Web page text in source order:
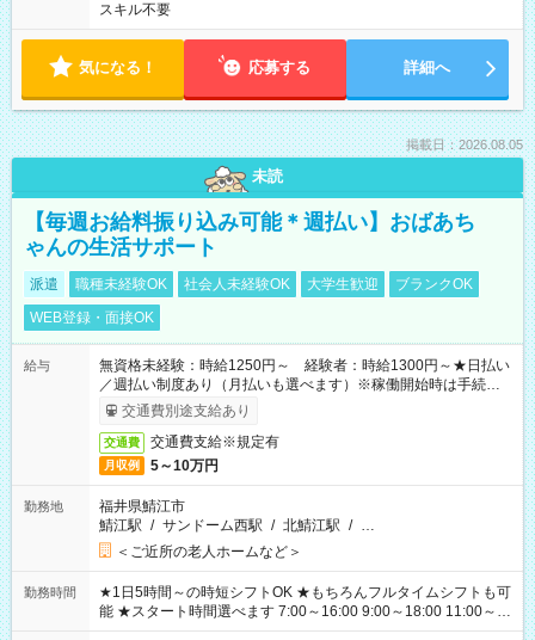
スキル不要
気になる！ 応募する 詳細へ
掲載日：2026.08.05
未読
【毎週お給料振り込み可能＊週払い】おばあち
ゃんの生活サポート
派遣 職種未経験OK 社会人未経験OK 大学生歓迎
ブランクOK
WEB登録・面接OK
給与
無資格未経験：時給1250円～ 経験者：時給1300円～★日払い
／週払い制度あり（月払いも選べます）※稼働開始時は手続き完
了次第のお支払いとなります。
交通費別途支給あり
交通費 交通費支給※規定有
月収例 5～10万円
勤務地
福井県鯖江市
鯖江駅 / サンドーム西駅 / 北鯖江駅 / …
＜ご近所の老人ホームなど＞
勤務時間
★1日5時間～の時短シフトOK ★もちろんフルタイムシフトも可
能 ★スタート時間選べます 7:00～16:00 9:00～18:00 11:00～
20:00 など 残業なし！ ※Wワークの場合、他のお仕事と合わせ